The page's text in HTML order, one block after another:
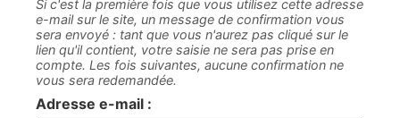
Si c'est la première fois que vous utilisez cette adresse
e-mail sur le site, un message de confirmation vous
sera envoyé : tant que vous n'aurez pas cliqué sur le
lien qu'il contient, votre saisie ne sera pas prise en
compte. Les fois suivantes, aucune confirmation ne
vous sera redemandée.
Adresse e-mail :